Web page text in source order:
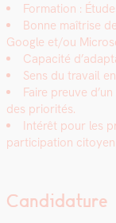
For­ma­tion :
Bonne maîtrise
Google et/ou
Capac­ité
Sens du tra­vail
Faire preuve
des pri­or­ités.
Intérêt pour les
par­tic­i­pa­tion
Candidature